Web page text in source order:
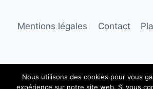
Mentions légales Contact
Nous utilisons des cookies pour vous
expérience sur notre site web. Si vous